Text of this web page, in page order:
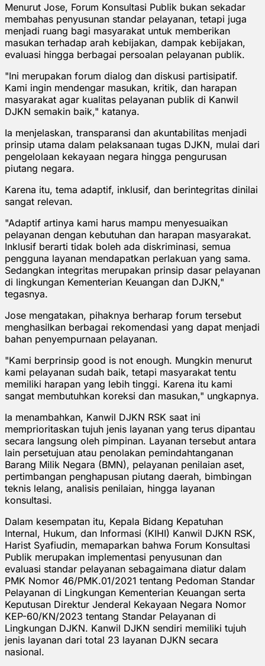
Menurut Jose, Forum Konsultasi Publik bukan sekadar
membahas penyusunan standar pelayanan, tetapi juga
menjadi ruang bagi masyarakat untuk memberikan
masukan terhadap arah kebijakan, dampak kebijakan,
evaluasi hingga berbagai persoalan pelayanan publik.
"Ini merupakan forum dialog dan diskusi partisipatif.
Kami ingin mendengar masukan, kritik, dan harapan
masyarakat agar kualitas pelayanan publik di Kanwil
DJKN semakin baik," katanya.
Ia menjelaskan, transparansi dan akuntabilitas menjadi
prinsip utama dalam pelaksanaan tugas DJKN, mulai dari
pengelolaan kekayaan negara hingga pengurusan
piutang negara.
Karena itu, tema adaptif, inklusif, dan berintegritas dinilai
sangat relevan.
"Adaptif artinya kami harus mampu menyesuaikan
pelayanan dengan kebutuhan dan harapan masyarakat.
Inklusif berarti tidak boleh ada diskriminasi, semua
pengguna layanan mendapatkan perlakuan yang sama.
Sedangkan integritas merupakan prinsip dasar pelayanan
di lingkungan Kementerian Keuangan dan DJKN,"
tegasnya.
Jose mengatakan, pihaknya berharap forum tersebut
menghasilkan berbagai rekomendasi yang dapat menjadi
bahan penyempurnaan pelayanan.
"Kami berprinsip good is not enough. Mungkin menurut
kami pelayanan sudah baik, tetapi masyarakat tentu
memiliki harapan yang lebih tinggi. Karena itu kami
sangat membutuhkan koreksi dan masukan," ungkapnya.
Ia menambahkan, Kanwil DJKN RSK saat ini
memprioritaskan tujuh jenis layanan yang terus dipantau
secara langsung oleh pimpinan. Layanan tersebut antara
lain persetujuan atau penolakan pemindahtanganan
Barang Milik Negara (BMN), pelayanan penilaian aset,
pertimbangan penghapusan piutang daerah, bimbingan
teknis lelang, analisis penilaian, hingga layanan
konsultasi.
Dalam kesempatan itu, Kepala Bidang Kepatuhan
Internal, Hukum, dan Informasi (KIHI) Kanwil DJKN RSK,
Harist Syafiudin, memaparkan bahwa Forum Konsultasi
Publik merupakan implementasi penyusunan dan
evaluasi standar pelayanan sebagaimana diatur dalam
PMK Nomor 46/PMK.01/2021 tentang Pedoman Standar
Pelayanan di Lingkungan Kementerian Keuangan serta
Keputusan Direktur Jenderal Kekayaan Negara Nomor
KEP-60/KN/2023 tentang Standar Pelayanan di
Lingkungan DJKN. Kanwil DJKN sendiri memiliki tujuh
jenis layanan dari total 23 layanan DJKN secara
nasional.